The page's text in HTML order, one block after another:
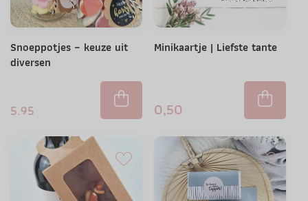
Snoeppotjes – keuze uit
diversen
5.95
Minikaartje | Liefste tante
0,50